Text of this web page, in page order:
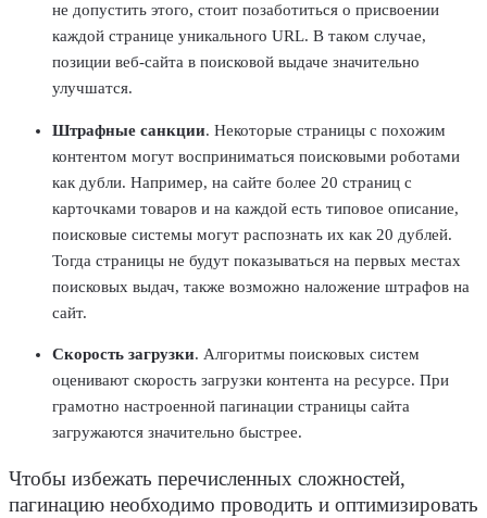
не допустить этого, стоит позаботиться о присвоении
каждой странице уникального URL. В таком случае,
позиции веб-сайта в поисковой выдаче значительно
улучшатся.
Штрафные санкции. Некоторые страницы с похожим
контентом могут восприниматься поисковыми роботами
как дубли. Например, на сайте более 20 страниц с
карточками товаров и на каждой есть типовое описание,
поисковые системы могут распознать их как 20 дублей.
Тогда страницы не будут показываться на первых местах
поисковых выдач, также возможно наложение штрафов на
сайт.
Скорость загрузки. Алгоритмы поисковых систем
оценивают скорость загрузки контента на ресурсе. При
грамотно настроенной пагинации страницы сайта
загружаются значительно быстрее.
Чтобы избежать перечисленных сложностей,
пагинацию необходимо проводить и оптимизировать